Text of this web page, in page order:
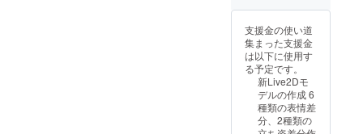
枠 12時
間完結)
※配信内
容につ
いて備
考欄に
記入お
願いし
ます、
記入忘
は、片
（50m
m×75m
m）と
なりま
す ※詳
細は
トップ
に掲載
mです ※
来次第
順次郵
送とな
ります
※詳細は
トップ
に掲載
してい
しい名
考欄に
記入お
願いし
ます、
記入忘
れが
あった
場合掲
支援金の使い道
集まった支援金
は以下に使用す
る予定です。
新Live2Dモ
デルの作成 6
種類の表情差
分、2種類の